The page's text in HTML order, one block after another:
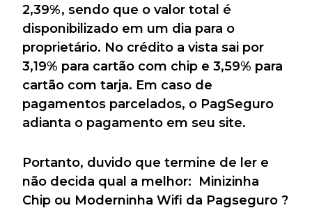
2,39%, sendo que o valor total é
disponibilizado em um dia para o
proprietário. No crédito a vista sai por
3,19% para cartão com chip e 3,59% para
cartão com tarja. Em caso de
pagamentos parcelados, o PagSeguro
adianta o pagamento em seu site.
Portanto, duvido que termine de ler e
não decida qual a melhor: Minizinha
Chip ou Moderninha Wifi da Pagseguro ?